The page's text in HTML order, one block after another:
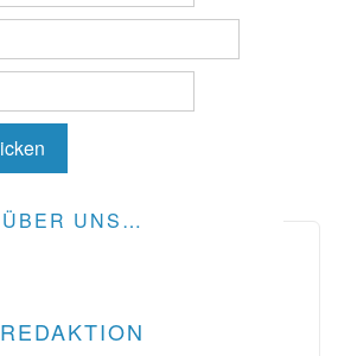
ÜBER UNS…
REDAKTION